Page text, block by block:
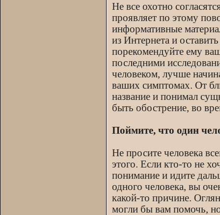
Не все охотно
проявляет по этому
информативные
из Интернета и
порекомендуйте ему
последними
человеком, лучше
ваших симптомах. От
название и понимал
быть обострение, во
Поймите, что один
Не просите человека
этого. Если кто-то не
понимание и идите
одного человека, вы
какой-то причине.
могли бы вам помочь,